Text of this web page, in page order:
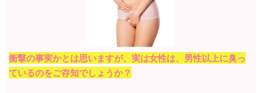
衝撃の事実かとは思いますが、実は女性は、男性以上に臭っ
ているのをご存知でしょうか？